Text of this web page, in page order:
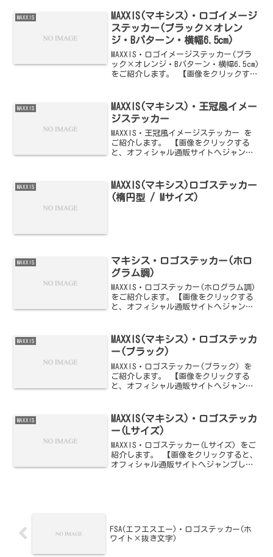
MAXXIS
MAXXIS(マキシス)・ロゴイメージ
ステッカー(ブラック×オレン
ジ・Bパターン・横幅6.5cm)
MAXXIS・ロゴイメージステッカー(ブラ
ック×オレンジ・Bパターン・横幅6.5cm)
をご紹介します。 【画像をクリックする
MAXXIS
MAXXIS(マキシス)・王冠風イメー
ジステッカー
MAXXIS・王冠風イメージステッカー を
ご紹介します。 【画像をクリックする
と、オフィシャル通販サイトへジャンプ
MAXXIS
MAXXIS(マキシス)ロゴステッカー
(楕円型 / Mサイズ)
MAXXIS
マキシス・ロゴステッカー(ホロ
グラム調)
MAXXIS・ロゴステッカー(ホログラム調)
をご紹介します。【画像をクリックする
と、オフィシャル通販サイトへジャンプ
MAXXIS
MAXXIS(マキシス)・ロゴステッカ
ー(ブラック)
MAXXIS・ロゴステッカー(ブラック) を
ご紹介します。 【画像をクリックする
と、オフィシャル通販サイトへジャンプ
MAXXIS
MAXXIS(マキシス)・ロゴステッカ
ー(Lサイズ)
MAXXIS・ロゴステッカー(Lサイズ) をご
紹介します。 【画像をクリックすると、
オフィシャル通販サイトへジャンプしま
FSA(エフエスエー)・ロゴステッカー(ホ
ワイト×抜き文字)